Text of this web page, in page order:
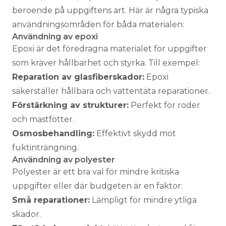
beroende på uppgiftens art. Här är några typiska
användningsområden för båda materialen:
Användning av epoxi
Epoxi är det föredragna materialet för uppgifter
som kräver hållbarhet och styrka. Till exempel:
Reparation av glasfiberskador: Epoxi
säkerställer hållbara och vattentäta reparationer.
Förstärkning av strukturer: Perfekt för roder
och mastfötter.
Osmosbehandling: Effektivt skydd mot
fuktinträngning.
Användning av polyester
Polyester är ett bra val för mindre kritiska
uppgifter eller där budgeten är en faktor:
Små reparationer: Lämpligt för mindre ytliga
skador.